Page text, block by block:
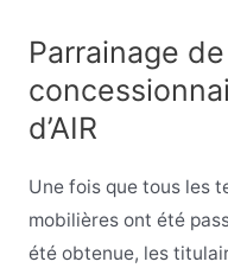
Parrainage
d’AIR
Une fois que tous les
mobilières ont été
été obtenue, les